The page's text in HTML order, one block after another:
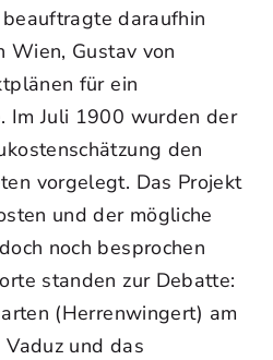
daraufhin
Wien, Gustav von
für ein
Im Juli 1900 wurden der
den
vorgelegt. Das Projekt
und der mögliche
noch besprochen
standen zur Debatte:
(Herrenwingert) am
und das